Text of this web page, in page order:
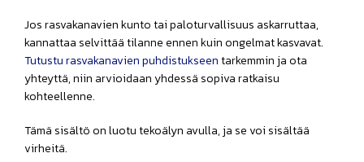
Jos rasvakanavien kunto tai paloturvallisuus askarruttaa,
kannattaa selvittää tilanne ennen kuin ongelmat kasvavat.
Tutustu rasvakanavien puhdistukseentarkemmin ja ota
yhteyttä, niin arvioidaan yhdessä sopiva ratkaisu
kohteellenne.
Tämä sisältö on luotu tekoälyn avulla, ja se voi sisältää
virheitä.